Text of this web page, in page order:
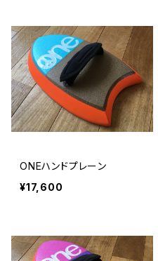
ONEハンドプレーン
¥17,600